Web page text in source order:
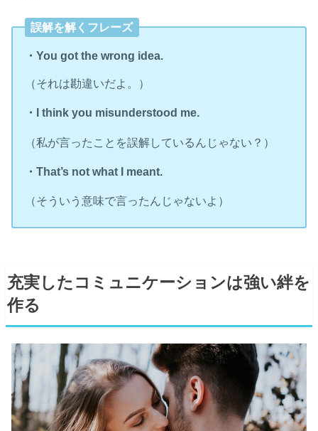
誤解を解くフレーズ
・You got the wrong idea.
（それは勘違いだよ。）
・I think you misunderstood me.
（私が言ったことを誤解しているんじゃない？）
・That’s not what I meant.
（そういう意味で言ったんじゃないよ）
充実したコミュニケーションは強い絆を
作る